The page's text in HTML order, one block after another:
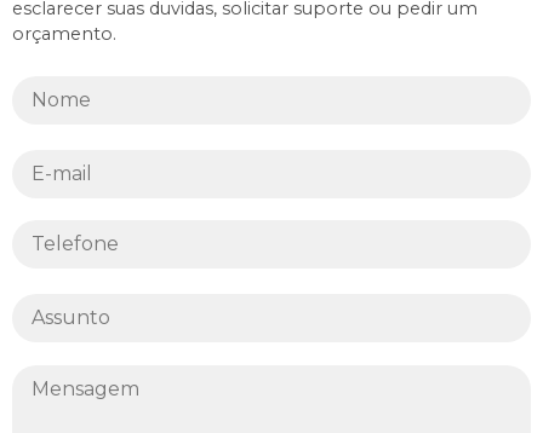
esclarecer suas duvidas, solicitar suporte ou pedir um
orçamento.